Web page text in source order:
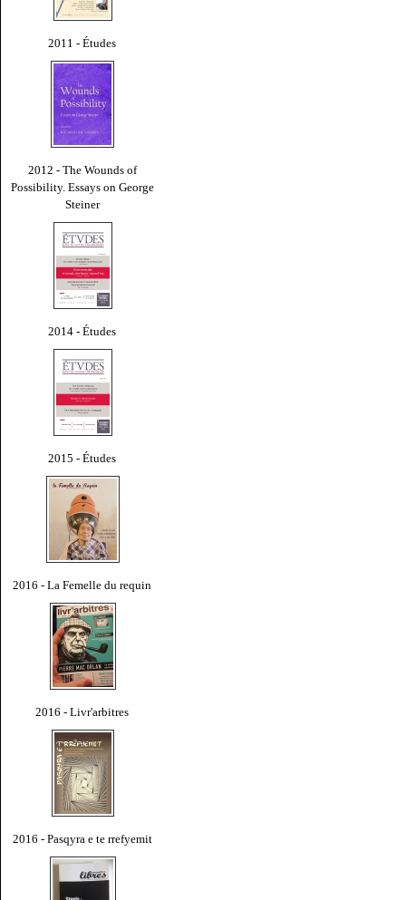
2011 - Études
2012 - The Wounds of
Possibility. Essays on George
Steiner
2014 - Études
2015 - Études
2016 - La Femelle du requin
2016 - Livr'arbitres
2016 - Pasqyra e te rrefyemit